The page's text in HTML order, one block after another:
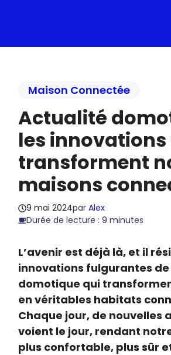
Maison Connectée
Actualité
les innovations
transforment
maisons
9 mai 2024parAlex
Durée de lecture : 9 minutes
L’avenir est déjà là, et il
innovations fulgurantes de
domotique qui
en véritables habitats
Chaque jour, de nouvelles
voient le jour, rendant
plus confortable, plus sûr